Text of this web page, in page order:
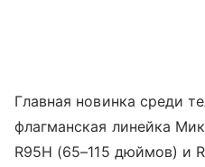
Главная новинка среди
флагманская линейка
R95H (65–115 дюймов) и